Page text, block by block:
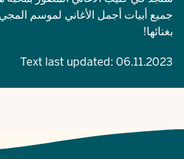
جميع أبيات أجمل الأغاني لموسم
بغنائها!
Text last updated: 06.11.2023